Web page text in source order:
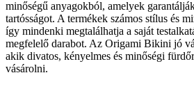
minőségű anyagokból, amelyek
tartósságot. A termékek számos stílus és
így mindenki megtalálhatja a saját
megfelelő darabot. Az Origami Bikini jó
akik divatos, kényelmes és minőségi
vásárolni.